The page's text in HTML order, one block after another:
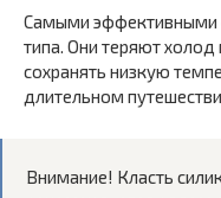
Самыми эффективными
типа. Они теряют
сохранять низкую
длительном
Внимание! Класть